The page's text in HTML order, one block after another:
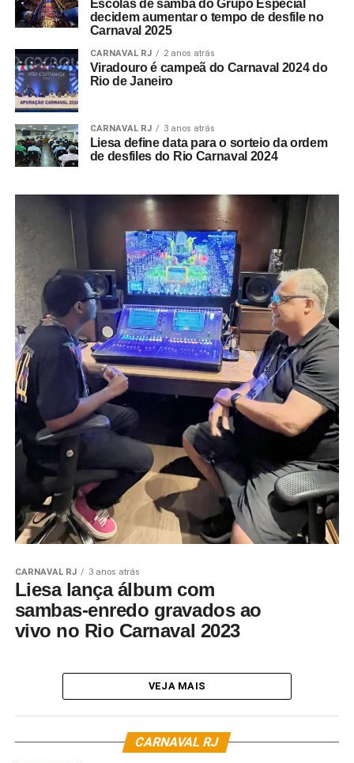
Escolas de samba do Grupo Especial
decidem aumentar o tempo de desfile no
Carnaval 2025
CARNAVAL RJ 2 anos atrás
Viradouro é campeã do Carnaval 2024 do
Rio de Janeiro
CARNAVAL RJ 3 anos atrás
Liesa define data para o sorteio da ordem
de desfiles do Rio Carnaval 2024
CARNAVAL RJ 3 anos atrás
Liesa lança álbum com
sambas-enredo gravados ao
vivo no Rio Carnaval 2023
VEJA MAIS
CARNAVAL RJ